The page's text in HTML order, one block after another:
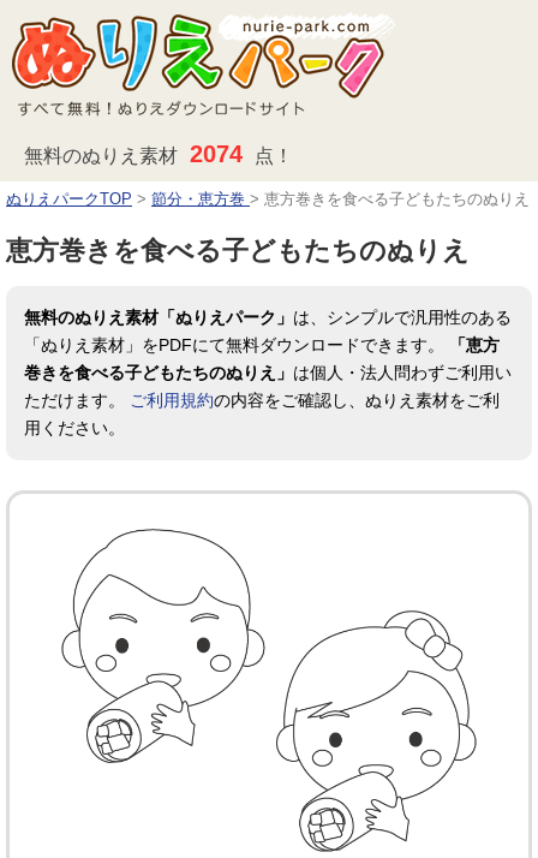
無料のぬりえ素材 2074 点！
ぬりえパークTOP > 節分・恵方巻 > 恵方巻きを食べる子どもたちのぬりえ
恵方巻きを食べる子どもたちのぬりえ
無料のぬりえ素材「ぬりえパーク」 は、シンプルで汎用性のある
「ぬりえ素材」をPDFにて無料ダウンロードできます。
「恵方
巻きを食べる子どもたちのぬりえ」 は個人・法人問わずご利用い
ただけます。
ご利用規約の内容をご確認し、ぬりえ素材をご利
用ください。